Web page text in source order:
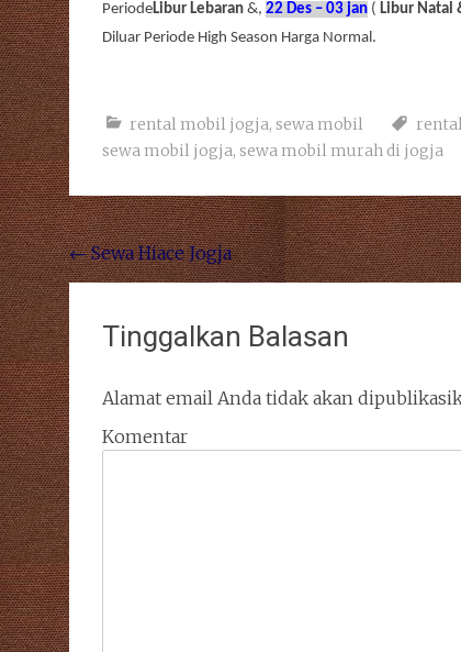
PeriodeLibur Lebaran &, 22 Des – 03 jan ( Libur Natal
Diluar Periode High Season Harga Normal.
rental mobil jogja, sewa mobil
sewa mobil jogja, sewa mobil murah di jogja
Navigasi pos
←Sewa Hiace Jogja
Tinggalkan Balasan
Alamat email Anda tidak akan
Komentar